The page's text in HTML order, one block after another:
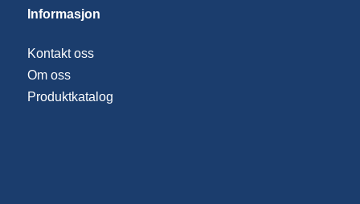
Informasjon
Kontakt oss
Om oss
Produktkatalog